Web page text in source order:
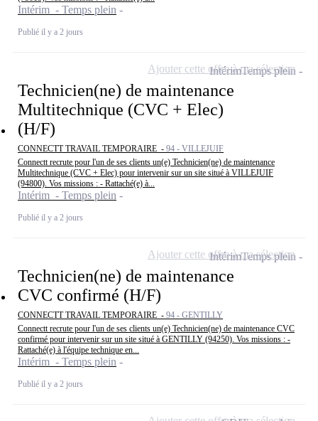
Intérim - Temps plein
Publié il y a 2 jours
Technicien(ne) de maintenance
Multitechnique (CVC + Elec)
(H/F)
CONNECTT TRAVAIL TEMPORAIRE - 94 - VILLEJUIF
Connectt recrute pour l'un de ses clients un(e) Technicien(ne) de maintenance
Multitechnique (CVC + Elec) pour intervenir sur un site situé à VILLEJUIF
(94800). Vos missions : - Rattaché(e) à...
Intérim - Temps plein
Publié il y a 2 jours
IntérimTemps plein
Ajouter cette offre à ma sélection
Technicien(ne) de maintenance
CVC confirmé (H/F)
CONNECTT TRAVAIL TEMPORAIRE - 94 - GENTILLY
Connectt recrute pour l'un de ses clients un(e) Technicien(ne) de maintenance CVC
confirmé pour intervenir sur un site situé à GENTILLY (94250). Vos missions : -
Rattaché(e) à l'équipe technique en...
Intérim - Temps plein
Publié il y a 2 jours
IntérimTemps plein
Ajouter cette offre à ma sélection